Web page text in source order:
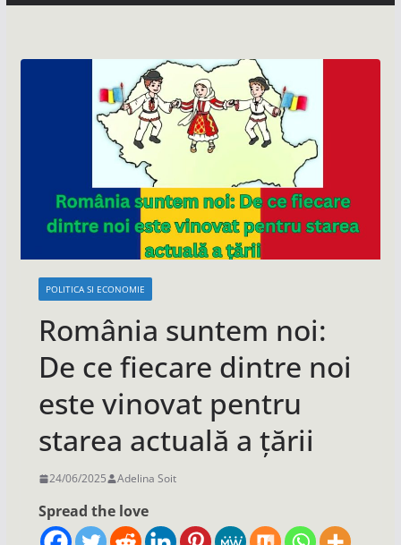
POLITICA SI ECONOMIE
România suntem noi:
De ce fiecare dintre noi
este vinovat pentru
starea actuală a țării
24/06/2025 Adelina Soit
Spread the love